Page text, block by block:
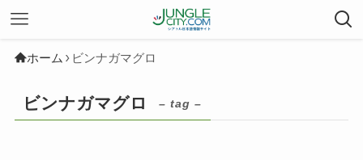
ホーム ビンナガマグロ
ビンナガマグロ – tag –